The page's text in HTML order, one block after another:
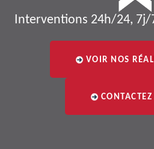
Interventions 24h/24, 7j/
VOIR NOS